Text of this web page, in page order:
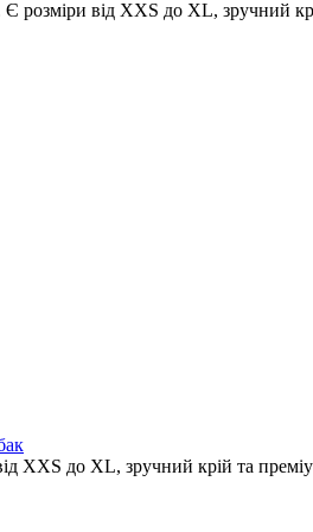
від XXS до XL, зручний
XXS до XL, зручний крій та